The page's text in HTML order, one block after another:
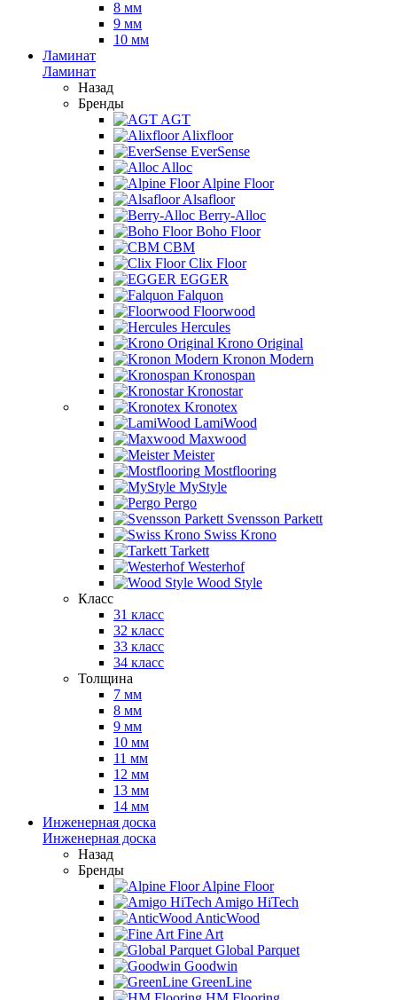
8 мм
9 мм
10 мм
Ламинат
Ламинат
Назад
Бренды
AGT
Alixfloor
EverSense
Alloc
Alpine Floor
Alsafloor
Berry-Alloc
Boho Floor
CBM
Clix Floor
EGGER
Falquon
Floorwood
Hercules
Krono Original
Kronon Modern
Kronospan
Kronostar
Kronotex
LamiWood
Maxwood
Meister
Mostflooring
MyStyle
Pergo
Svensson Parkett
Swiss Krono
Tarkett
Westerhof
Wood Style
Класс
31 класс
32 класс
33 класс
34 класс
Толщина
7 мм
8 мм
9 мм
10 мм
11 мм
12 мм
13 мм
14 мм
Инженерная доска
Инженерная доска
Назад
Бренды
Alpine Floor
Amigo HiTech
AnticWood
Fine Art
Global Parquet
Goodwin
GreenLine